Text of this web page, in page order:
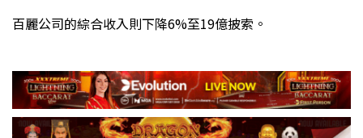
百麗公司的綜合收入則下降6%至19億披索。